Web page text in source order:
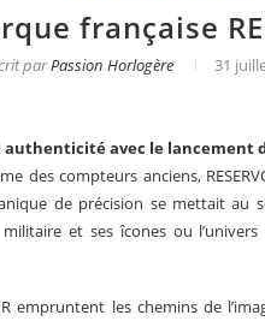
française
parPassion Horlogère 31
avec le lancement
des compteurs anciens,
de précision se mettait au
et ses îcones ou
empruntent les chemins de